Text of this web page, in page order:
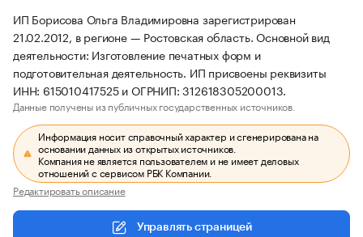
ИП Борисова Ольга Владимировна зарегистрирован
21.02.2012, в регионе — Ростовская область. Основной вид
деятельности: Изготовление печатных форм и
подготовительная деятельность. ИП присвоены реквизиты
ИНН: 615010417525 и ОГРНИП: 312618305200013.
Данные получены из публичных государственных источников.
Информация носит справочный характер и сгенерирована на
основании данных из открытых источников.
Компания не является пользователем и не имеет деловых
отношений с сервисом РБК Компании.
Редактировать описание
Управлять страницей